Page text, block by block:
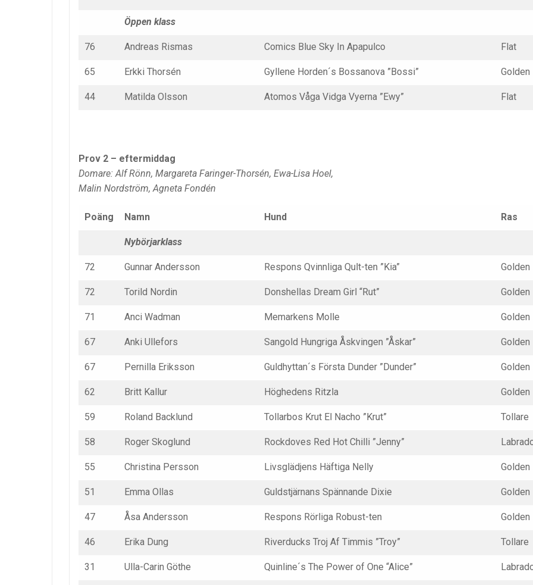
Öppen klass
76 Andreas Rismas Comics Blue Sky In Apapulco Flat
65 Erkki Thorsén Gyllene Horden´s Bossanova ”Bossi” Golden
44 Matilda Olsson Atomos Våga Vidga Vyerna ”Ewy” Flat
Prov 2 – eftermiddag
Domare: Alf Rönn, Margareta Faringer-Thorsén, Ewa-Lisa Hoel,
Malin Nordström, Agneta Fondén
Poäng Namn Hund Ras
Nybörjarklass
72 Gunnar Andersson Respons Qvinnliga Qult-ten ”Kia” Golden
72 Torild Nordin Donshellas Dream Girl “Rut” Golden
71 Anci Wadman Memarkens Molle Golden
67 Anki Ullefors Sangold Hungriga Åskvingen ”Åskar” Golden
67 Pernilla Eriksson Guldhyttan´s Första Dunder ”Dunder” Golden
62 Britt Kallur Höghedens Ritzla Golden
59 Roland Backlund Tollarbos Krut El Nacho ”Krut” Tollare
58 Roger Skoglund Rockdoves Red Hot Chilli ”Jenny”
55 Christina Persson Livsglädjens Häftiga Nelly Golden
51 Emma Ollas Guldstjärnans Spännande Dixie Golden
47 Åsa Andersson Respons Rörliga Robust-ten Golden
46 Erika Dung Riverducks Troj Af Timmis ”Troy” Tollare
31 Ulla-Carin Göthe Quinline´s The Power of One “Alice”